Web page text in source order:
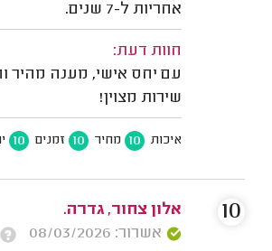
אחריות ל-7 שנים.
חוות דעת:
עם יחס אישי, מענה מהיר
שירות מצוין!
איכות 10 מחיר 10 זמנים 10
אלון צחור, גדרה.
אשרור: 08/03/2026
10